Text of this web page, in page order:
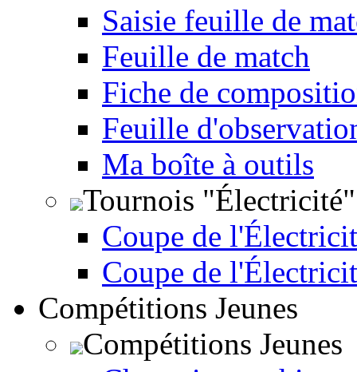
Saisie feuille de
Feuille de match
Fiche de
Feuille
Ma boîte à outils
Tournois "Électricité"
Coupe de
Coupe de
Compétitions Jeunes
Compétitions Jeunes